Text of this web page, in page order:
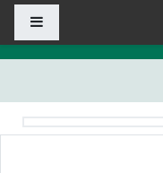
Ga naar hoofdinhoud